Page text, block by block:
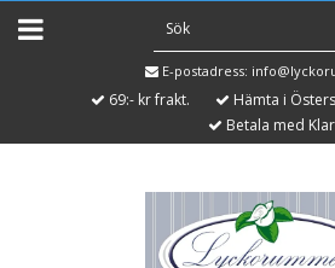
E-postadress:
69:- kr frakt.
Hämta i
Betala med